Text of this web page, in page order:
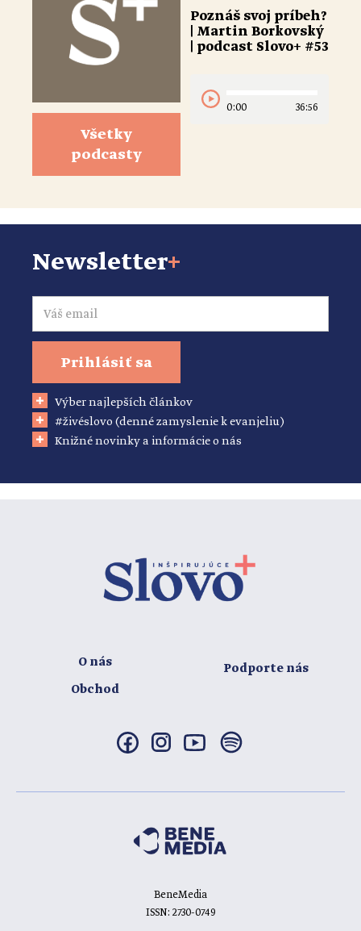
Všetky
podcasty
Poznáš svoj príbeh?
| Martin Borkovský
| podcast Slovo+ #53
0:00 36:56
Newsletter+
Email
Prihlásiť sa
Výber najlepších článkov
#živéslovo (denné zamyslenie k evanjeliu)
Knižné novinky a informácie o nás
O nás
Obchod
Podporte nás
BeneMedia
ISSN: 2730-0749